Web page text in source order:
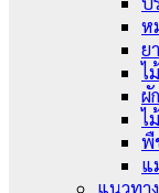
ห
ย
ไ
ผั
ไ
พื
แ
แนวทา